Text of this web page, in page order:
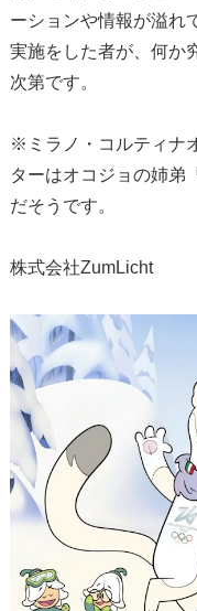
ーションや情報が溢れ
実施をした者が、何か
次第です。
※ミラノ・コルティナ
ターはオコジョの姉弟
だそうです。
株式会社ZumLicht